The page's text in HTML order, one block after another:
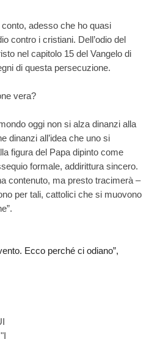
adesso che ho quasi
contro i cristiani. Dell’odio del
nel capitolo 15 del Vangelo di
di questa persecuzione.
vera?
oggi non si alza dinanzi alla
dinanzi all’idea che uno si
figura del Papa dipinto come
formale, addirittura sincero.
contenuto, ma presto tracimerà –
per tali, cattolici che si muovono
Ecco perché ci odiano”,